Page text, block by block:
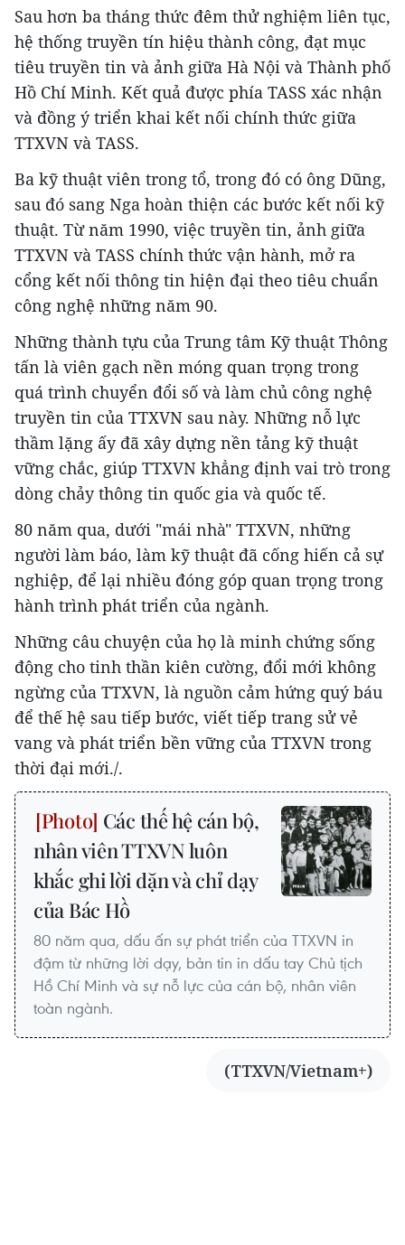
Sau hơn ba tháng thức đêm thử nghiệm liên tục,
hệ thống truyền tín hiệu thành công, đạt mục
tiêu truyền tin và ảnh giữa Hà Nội và Thành phố
Hồ Chí Minh. Kết quả được phía TASS xác nhận
và đồng ý triển khai kết nối chính thức giữa
TTXVN và TASS.
Ba kỹ thuật viên trong tổ, trong đó có ông Dũng,
sau đó sang Nga hoàn thiện các bước kết nối kỹ
thuật. Từ năm 1990, việc truyền tin, ảnh giữa
TTXVN và TASS chính thức vận hành, mở ra
cổng kết nối thông tin hiện đại theo tiêu chuẩn
công nghệ những năm 90.
Những thành tựu của Trung tâm Kỹ thuật Thông
tấn là viên gạch nền móng quan trọng trong
quá trình chuyển đổi số và làm chủ công nghệ
truyền tin của TTXVN sau này. Những nỗ lực
thầm lặng ấy đã xây dựng nền tảng kỹ thuật
vững chắc, giúp TTXVN khẳng định vai trò trong
dòng chảy thông tin quốc gia và quốc tế.
80 năm qua, dưới "mái nhà" TTXVN, những
người làm báo, làm kỹ thuật đã cống hiến cả sự
nghiệp, để lại nhiều đóng góp quan trọng trong
hành trình phát triển của ngành.
Những câu chuyện của họ là minh chứng sống
động cho tinh thần kiên cường, đổi mới không
ngừng của TTXVN, là nguồn cảm hứng quý báu
để thế hệ sau tiếp bước, viết tiếp trang sử vẻ
vang và phát triển bền vững của TTXVN trong
thời đại mới./.
Các thế hệ cán bộ,
nhân viên TTXVN luôn
khắc ghi lời dặn và chỉ dạy
của Bác Hồ
80 năm qua, dấu ấn sự phát triển của TTXVN in
đậm từ những lời dạy, bản tin in dấu tay Chủ tịch
Hồ Chí Minh và sự nỗ lực của cán bộ, nhân viên
toàn ngành.
(TTXVN/Vietnam+)